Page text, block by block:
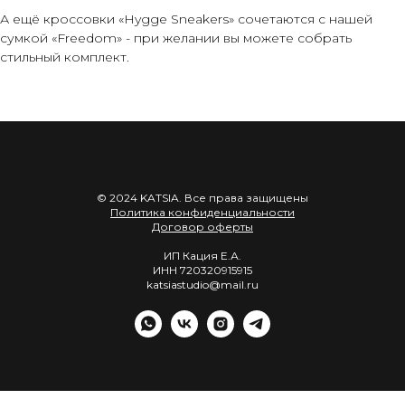
А ещё кроссовки «Hygge Sneakers» сочетаются с нашей
сумкой «Freedom» - при желании вы можете собрать
стильный комплект.
© 2024 KATSIA. Все права защищены
Политика конфиденциальности
Договор оферты
ИП Кация Е.А.
ИНН 720320915915
katsiastudio@mail.ru